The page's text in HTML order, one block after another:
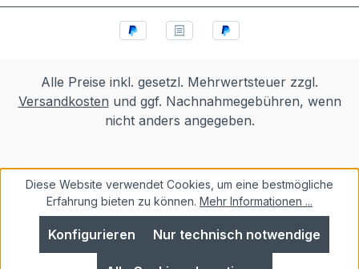
Alle Preise inkl. gesetzl. Mehrwertsteuer zzgl.
Versandkosten und ggf. Nachnahmegebühren, wenn
nicht anders angegeben.
Diese Website verwendet Cookies, um eine bestmögliche
Erfahrung bieten zu können. Mehr Informationen ...
Nur technisch notwendige
Konfigurieren